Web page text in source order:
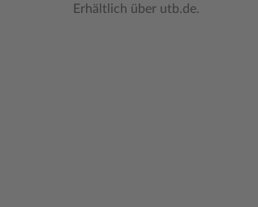
Erhältlich über utb.de.